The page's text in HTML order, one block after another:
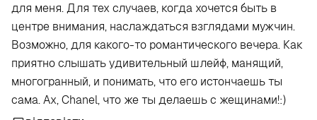
для меня. Для тех случаев, когда хочется быть в
центре внимания, наслаждаться взглядами мужчин.
Возможно, для какого-то романтического вечера. Как
приятно слышать удивительный шлейф, манящий,
многогранный, и понимать, что его истончаешь ты
сама. Ах, Chanel, что же ты делаешь с жещинами!:)